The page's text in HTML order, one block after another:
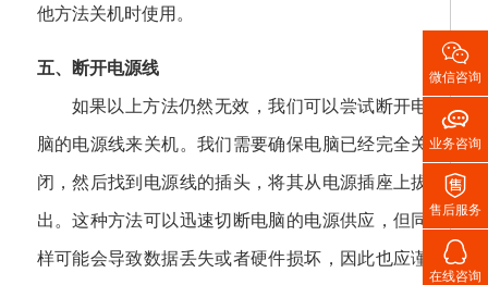
他方法关机时使用。
五、断开电源线
如果以上方法仍然无效，我们可以尝试断开电
脑的电源线来关机。我们需要确保电脑已经完全关
闭，然后找到电源线的插头，将其从电源插座上拔
出。这种方法可以迅速切断电脑的电源供应，但同
样可能会导致数据丢失或者硬件损坏，因此也应谨

微信咨询

业务咨询

售后服务

在线咨询